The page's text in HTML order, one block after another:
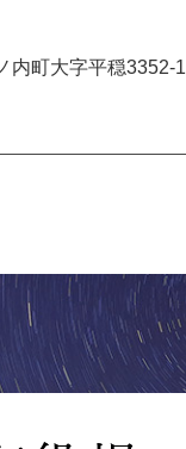
町大字平穏3352-1